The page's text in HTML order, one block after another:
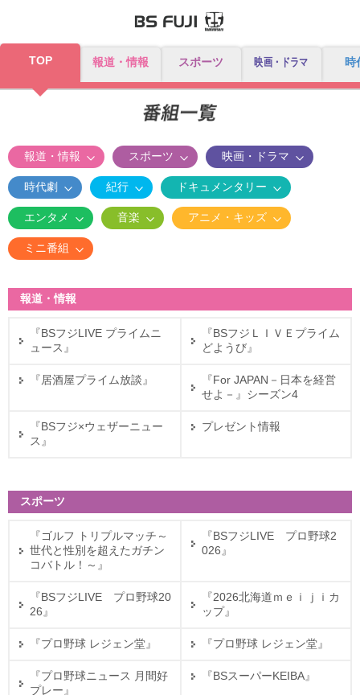
TOP 報道・情報 スポーツ 映画・ドラマ 時
報道・情報 スポーツ 映画・ドラマ
時代劇 紀行 ドキュメンタリー
エンタメ 音楽 アニメ・キッズ
ミニ番組
報道・情報
『BSフジLIVE プライムニ
ュース』
『BSフジＬＩＶＥプライム
どようび』
『居酒屋プライム放談』
『For JAPAN－日本を経営
せよ－』シーズン4
『BSフジ×ウェザーニュー
ス』
プレゼント情報
スポーツ
『ゴルフ トリプルマッチ～
世代と性別を超えたガチン
コバトル！～』
『BSフジLIVE プロ野球2
026』
『BSフジLIVE プロ野球20
26』
『2026北海道ｍｅｉｊｉカ
ップ』
『プロ野球 レジェン堂』 『プロ野球 レジェン堂』
『プロ野球ニュース 月間好
プレー』
『BSスーパーKEIBA』